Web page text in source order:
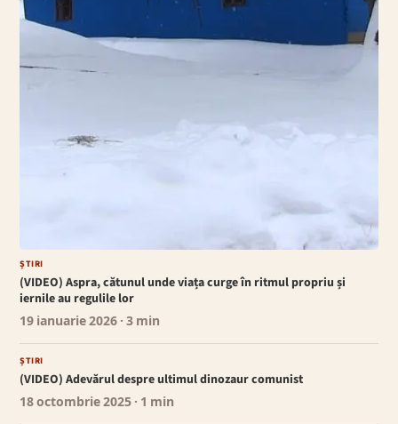
ȘTIRI
(VIDEO) Aspra, cătunul unde viața curge în ritmul propriu și
iernile au regulile lor
19 ianuarie 2026 · 3 min
ȘTIRI
(VIDEO) Adevărul despre ultimul dinozaur comunist
18 octombrie 2025 · 1 min